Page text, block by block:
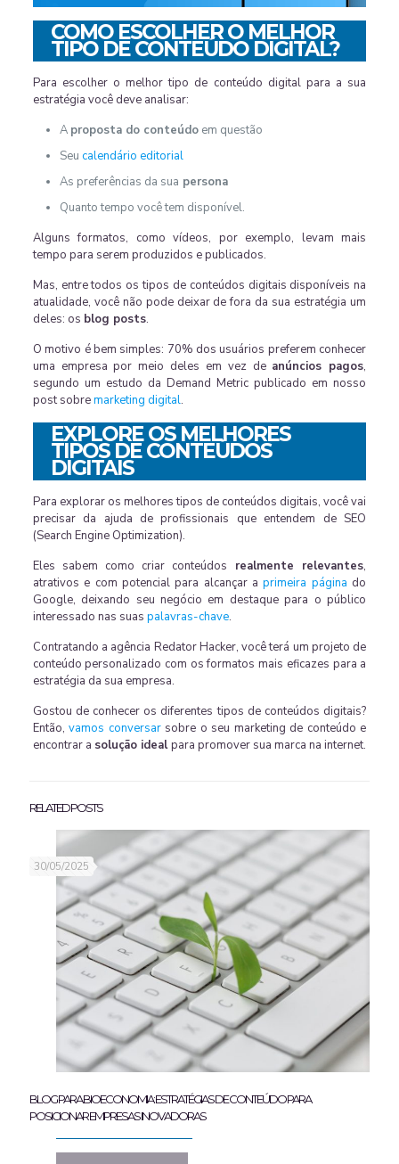
COMO ESCOLHER O MELHOR
TIPO DE CONTEÚDO DIGITAL?
Para escolher o melhor tipo de conteúdo digital para a sua
estratégia você deve analisar:
A proposta do conteúdoem questão
Seu calendário editorial
As preferências da sua persona
Quanto tempo você tem disponível.
Alguns formatos, como vídeos, por exemplo, levam mais
tempo para serem produzidos e publicados.
Mas, entre todos os tipos de conteúdos digitais disponíveis na
atualidade, você não pode deixar de fora da sua estratégia um
deles: os blog posts.
O motivo é bem simples: 70% dos usuários preferem conhecer
uma empresa por meio deles em vez de anúncios pagos,
segundo um estudo da Demand Metric publicado em nosso
post sobremarketing digital.
EXPLORE OS MELHORES
TIPOS DE CONTEÚDOS
DIGITAIS
Para explorar os melhores tipos de conteúdos digitais, você vai
precisar da ajuda de profissionais que entendem de SEO
(Search Engine Optimization).
Eles sabem como criar conteúdos realmente relevantes,
atrativos e com potencial para alcançar aprimeira página do
Google, deixando seu negócio em destaque para o público
interessado nas suas palavras-chave.
Contratando a agência Redator Hacker, você terá um projeto de
conteúdo personalizado com os formatos mais eficazes para a
estratégia da sua empresa.
Gostou de conhecer os diferentes tipos de conteúdos digitais?
Então,vamos conversarsobre o seu marketing de conteúdo e
encontrar a solução idealpara promover sua marca na internet.
RELATED POSTS
30/05/2025
BLOG PARA BIOECONOMIA: ESTRATÉGIAS DE CONTEÚDO PARA
POSICIONAR EMPRESAS INOVADORAS